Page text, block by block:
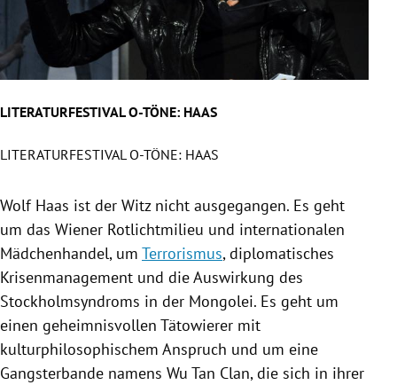
LITERATURFESTIVAL O-TÖNE: HAAS
LITERATURFESTIVAL O-TÖNE: HAAS
Wolf Haas ist der Witz nicht ausgegangen. Es geht
um das Wiener Rotlichtmilieu und internationalen
Mädchenhandel, um Terrorismus, diplomatisches
Krisenmanagement und die Auswirkung des
Stockholmsyndroms in der Mongolei. Es geht um
einen geheimnisvollen Tätowierer mit
kulturphilosophischem Anspruch und um eine
Gangsterbande namens Wu Tan Clan, die sich in ihrer